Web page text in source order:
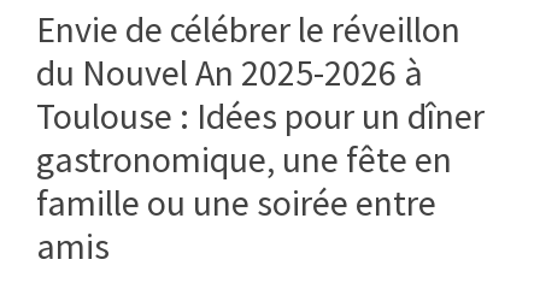
Tous
les
★
Nouvel
An
2026
★
Envie de célébrer le réveillon
du Nouvel An 2025-2026 à
Toulouse : Idées pour un dîner
gastronomique, une fête en
famille ou une soirée entre
amis